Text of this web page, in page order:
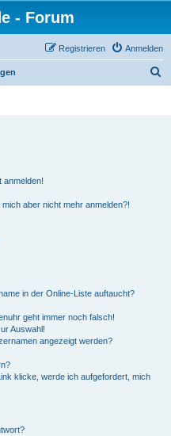
- Forum
Anmelden
Registrieren
anmelden!
aber nicht mehr anmelden?!
in der Online-Liste auftaucht?
geht immer noch falsch!
Auswahl!
angezeigt werden?
klicke, werde ich aufgefordert, mich